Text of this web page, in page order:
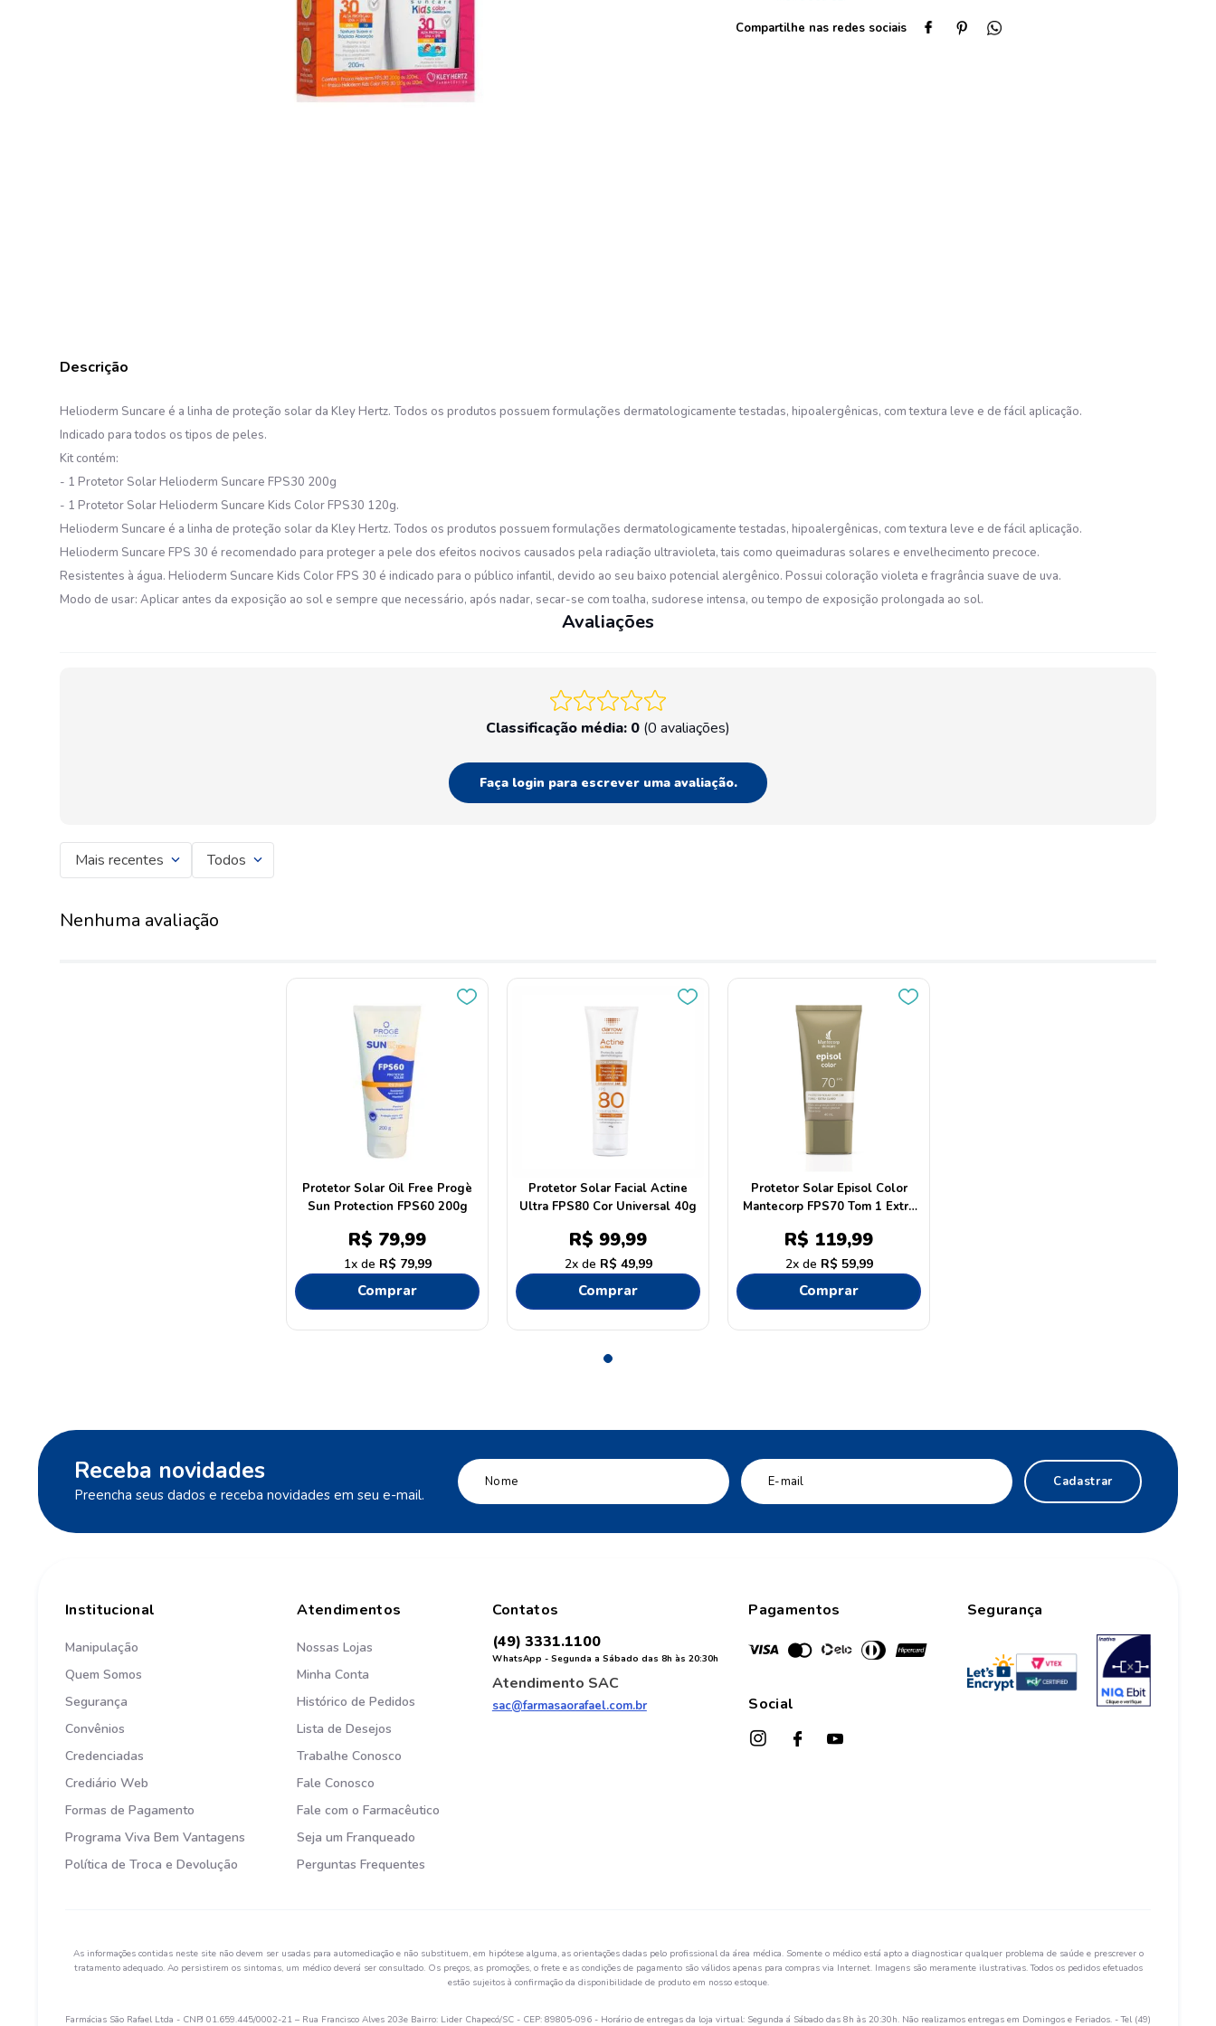
Helioderm Suncare é a linha de proteção solar da Kley Hertz. Todos os produtos possuem formulações dermatologicamente testadas, hipoalergênicas, com textura leve e de fácil aplicação.
Indicado para todos os tipos de peles.
Kit contém:
- 1 Protetor Solar Helioderm Suncare FPS30 200g
- 1 Protetor Solar Helioderm Suncare Kids Color FPS30 120g.
Helioderm Suncare é a linha de proteção solar da Kley Hertz. Todos os produtos possuem formulações dermatologicamente testadas, hipoalergênicas, com textura leve e de fácil aplicação.
Helioderm Suncare FPS 30 é recomendado para proteger a pele dos efeitos nocivos causados pela radiação ultravioleta, tais como queimaduras solares e envelhecimento precoce.
Resistentes à água. Helioderm Suncare Kids Color FPS 30 é indicado para o público infantil, devido ao seu baixo potencial alergênico. Possui coloração violeta e fragrância suave de uva.
Modo de usar: Aplicar antes da exposição ao sol e sempre que necessário, após nadar, secar-se com toalha, sudorese intensa, ou tempo de exposição prolongada ao sol.
Avaliações
Classificação média: 0 (0 avaliações)
Faça login para escrever uma avaliação.
Mais recentes Todos
Nenhuma avaliação
Protetor Solar Oil Free Progè
Sun Protection FPS60 200g
R$ 79,99
1 R$ 79,99
Comprar
Protetor Solar Facial Actine
Ultra FPS80 Cor Universal 40g
R$ 99,99
2 R$ 49,99
Comprar
Protetor Solar Episol Color
Mantecorp FPS70 Tom 1 Extra
R$ 119,99
2 R$ 59,99
Comprar
Receba novidades
Preencha seus dados e receba novidades em seu e-mail.
Cadastrar
Institucional
Manipulação
Quem Somos
Segurança
Convênios
Credenciadas
Crediário Web
Formas de Pagamento
Programa Viva Bem Vantagens
Política de Troca e Devolução
Atendimentos
Nossas Lojas
Minha Conta
Histórico de Pedidos
Lista de Desejos
Trabalhe Conosco
Fale Conosco
Fale com o Farmacêutico
Seja um Franqueado
Perguntas Frequentes
Contatos
(49) 3331.1100
WhatsApp - Segunda a Sábado das 8h às 20:30h
Atendimento SAC
sac@farmasaorafael.com.br
Pagamentos
Social
Segurança
As informações contidas neste site não devem ser usadas para automedicação e não substituem, em hipótese alguma, as orientações dadas pelo profissional da área médica. Somente o médico está apto a diagnosticar qualquer problema de saúde e prescrever o
tratamento adequado. Ao persistirem os sintomas, um médico deverá ser consultado. Os preços, as promoções, o frete e as condições de pagamento são válidos apenas para compras via Internet. Imagens são meramente ilustrativas. Todos os pedidos efetuados
estão sujeitos à confirmação da disponibilidade de produto em nosso estoque.
Farmácias São Rafael Ltda - CNPJ 01.659.445/0002-21 – Rua Francisco Alves 203e Bairro: Lider Chapecó/SC - CEP: 89805-096 - Horário de entregas da loja virtual: Segunda á Sábado das 8h às 20:30h. Não realizamos entregas em Domingos e Feriados. - Tel (49)